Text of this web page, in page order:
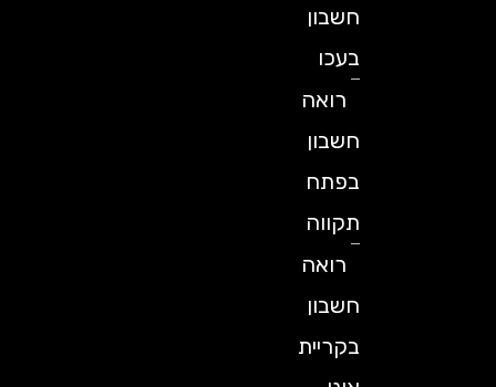
חשבון
בעכו
רואה
חשבון
בפתח
תקווה
רואה
חשבון
בקריית